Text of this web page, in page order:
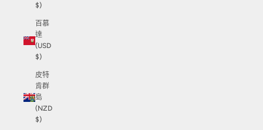
$)
百慕
達
(USD
$)
皮特
肯群
島
(NZD
$)